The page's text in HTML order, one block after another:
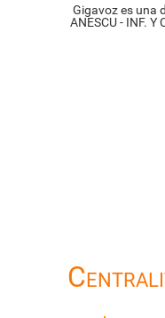
Gigavoz es una
ANESCU - INF.